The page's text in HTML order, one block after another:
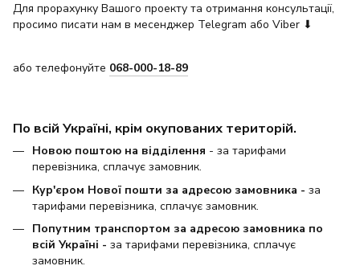
Для прорахунку Вашого проекту та отримання консультації,
просимо писати нам в месенджер Telegram або Viber ⬇
або телефонуйте 068-000-18-89
По всій Україні, крім окупованих територій.
Новою поштою на відділення - за тарифами
перевізника, сплачує замовник.
Кур'єром Нової пошти за адресою замовника - за
тарифами перевізника, сплачує замовник.
Попутним транспортом за адресою замовника по
всій Україні - за тарифами перевізника, сплачує
замовник.